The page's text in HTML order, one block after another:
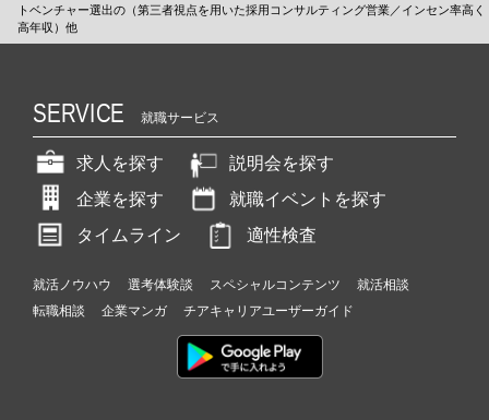
トベンチャー選出の（第三者視点を用いた採用コンサルティング営業／インセン率高く
高年収）他
SERVICE 就職サービス
求人を探す
説明会を探す
企業を探す
就職イベントを探す
タイムライン
適性検査
就活ノウハウ 選考体験談 スペシャルコンテンツ
就活相談
転職相談
企業マンガ チアキャリアユーザーガイド